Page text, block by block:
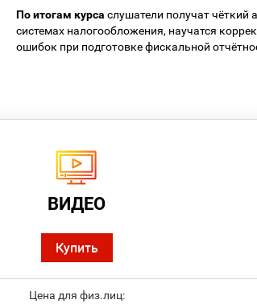
По итогам курса слушатели получат чёткий
системах налогообложения, научатся
ошибок при подготовке фискальной
ВИДЕО
Купить
Цена для физ.лиц: